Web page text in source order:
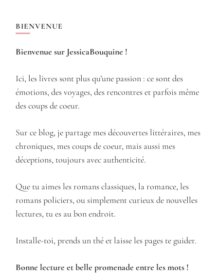
BIENVENUE
Bienvenue sur JessicaBouquine !
Ici, les livres sont plus qu’une passion : ce sont des
émotions, des voyages, des rencontres et parfois même
des coups de coeur.
Sur ce blog, je partage mes découvertes littéraires, mes
chroniques, mes coups de coeur, mais aussi mes
déceptions, toujours avec authenticité.
Que tu aimes les romans classiques, la romance, les
romans policiers, ou simplement curieux de nouvelles
lectures, tu es au bon endroit.
Installe-toi, prends un thé et laisse les pages te guider.
Bonne lecture et belle promenade entre les mots !